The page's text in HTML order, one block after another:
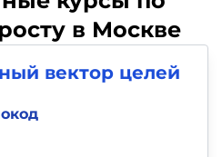
в Москве
вектор целей